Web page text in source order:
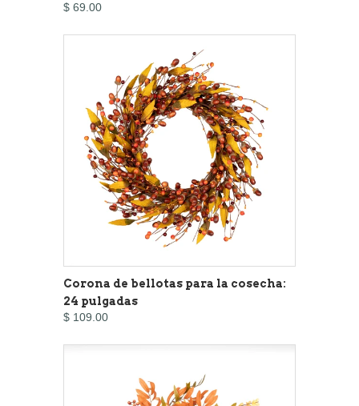
$ 69.00
Corona de bellotas para la cosecha:
24 pulgadas
$ 109.00